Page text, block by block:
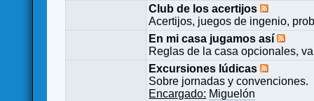
Club de los acertijos
Acertijos, juegos de ingenio,
En mi casa jugamos así
Reglas de la casa opcionales,
Excursiones lúdicas
Sobre jornadas y convenciones.
Encargado: Miguelón